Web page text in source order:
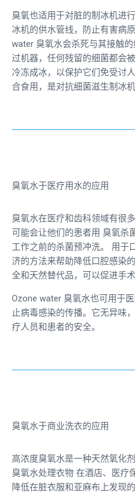
臭氧也适用于对脏的制冰机进
冰机的供水管线，防止有害病
water 臭氧水会杀死与其接触
过机器，任何残留的细菌都会
冷冻成冰，以保护它们免受讨
合食用，是对抗细菌滋生制冰
臭氧水于医疗用水的应用
臭氧水在医疗和齿科领域有很
可能会让他们的患者用 臭氧杀
工作之前的杀菌预冲洗。 用于
济的方法来帮助降低口腔感染的
全和天然替代品，可以促进手
Ozone water 臭氧水也可用于
止病毒感染的传播。它无异味
疗人员和患者的安全。
臭氧水于商业洗衣的应用
高浓度臭氧水是一种天然氧化
臭氧水处理衣物 在酒店、医疗
降低在脏衣服和亚麻布上发现